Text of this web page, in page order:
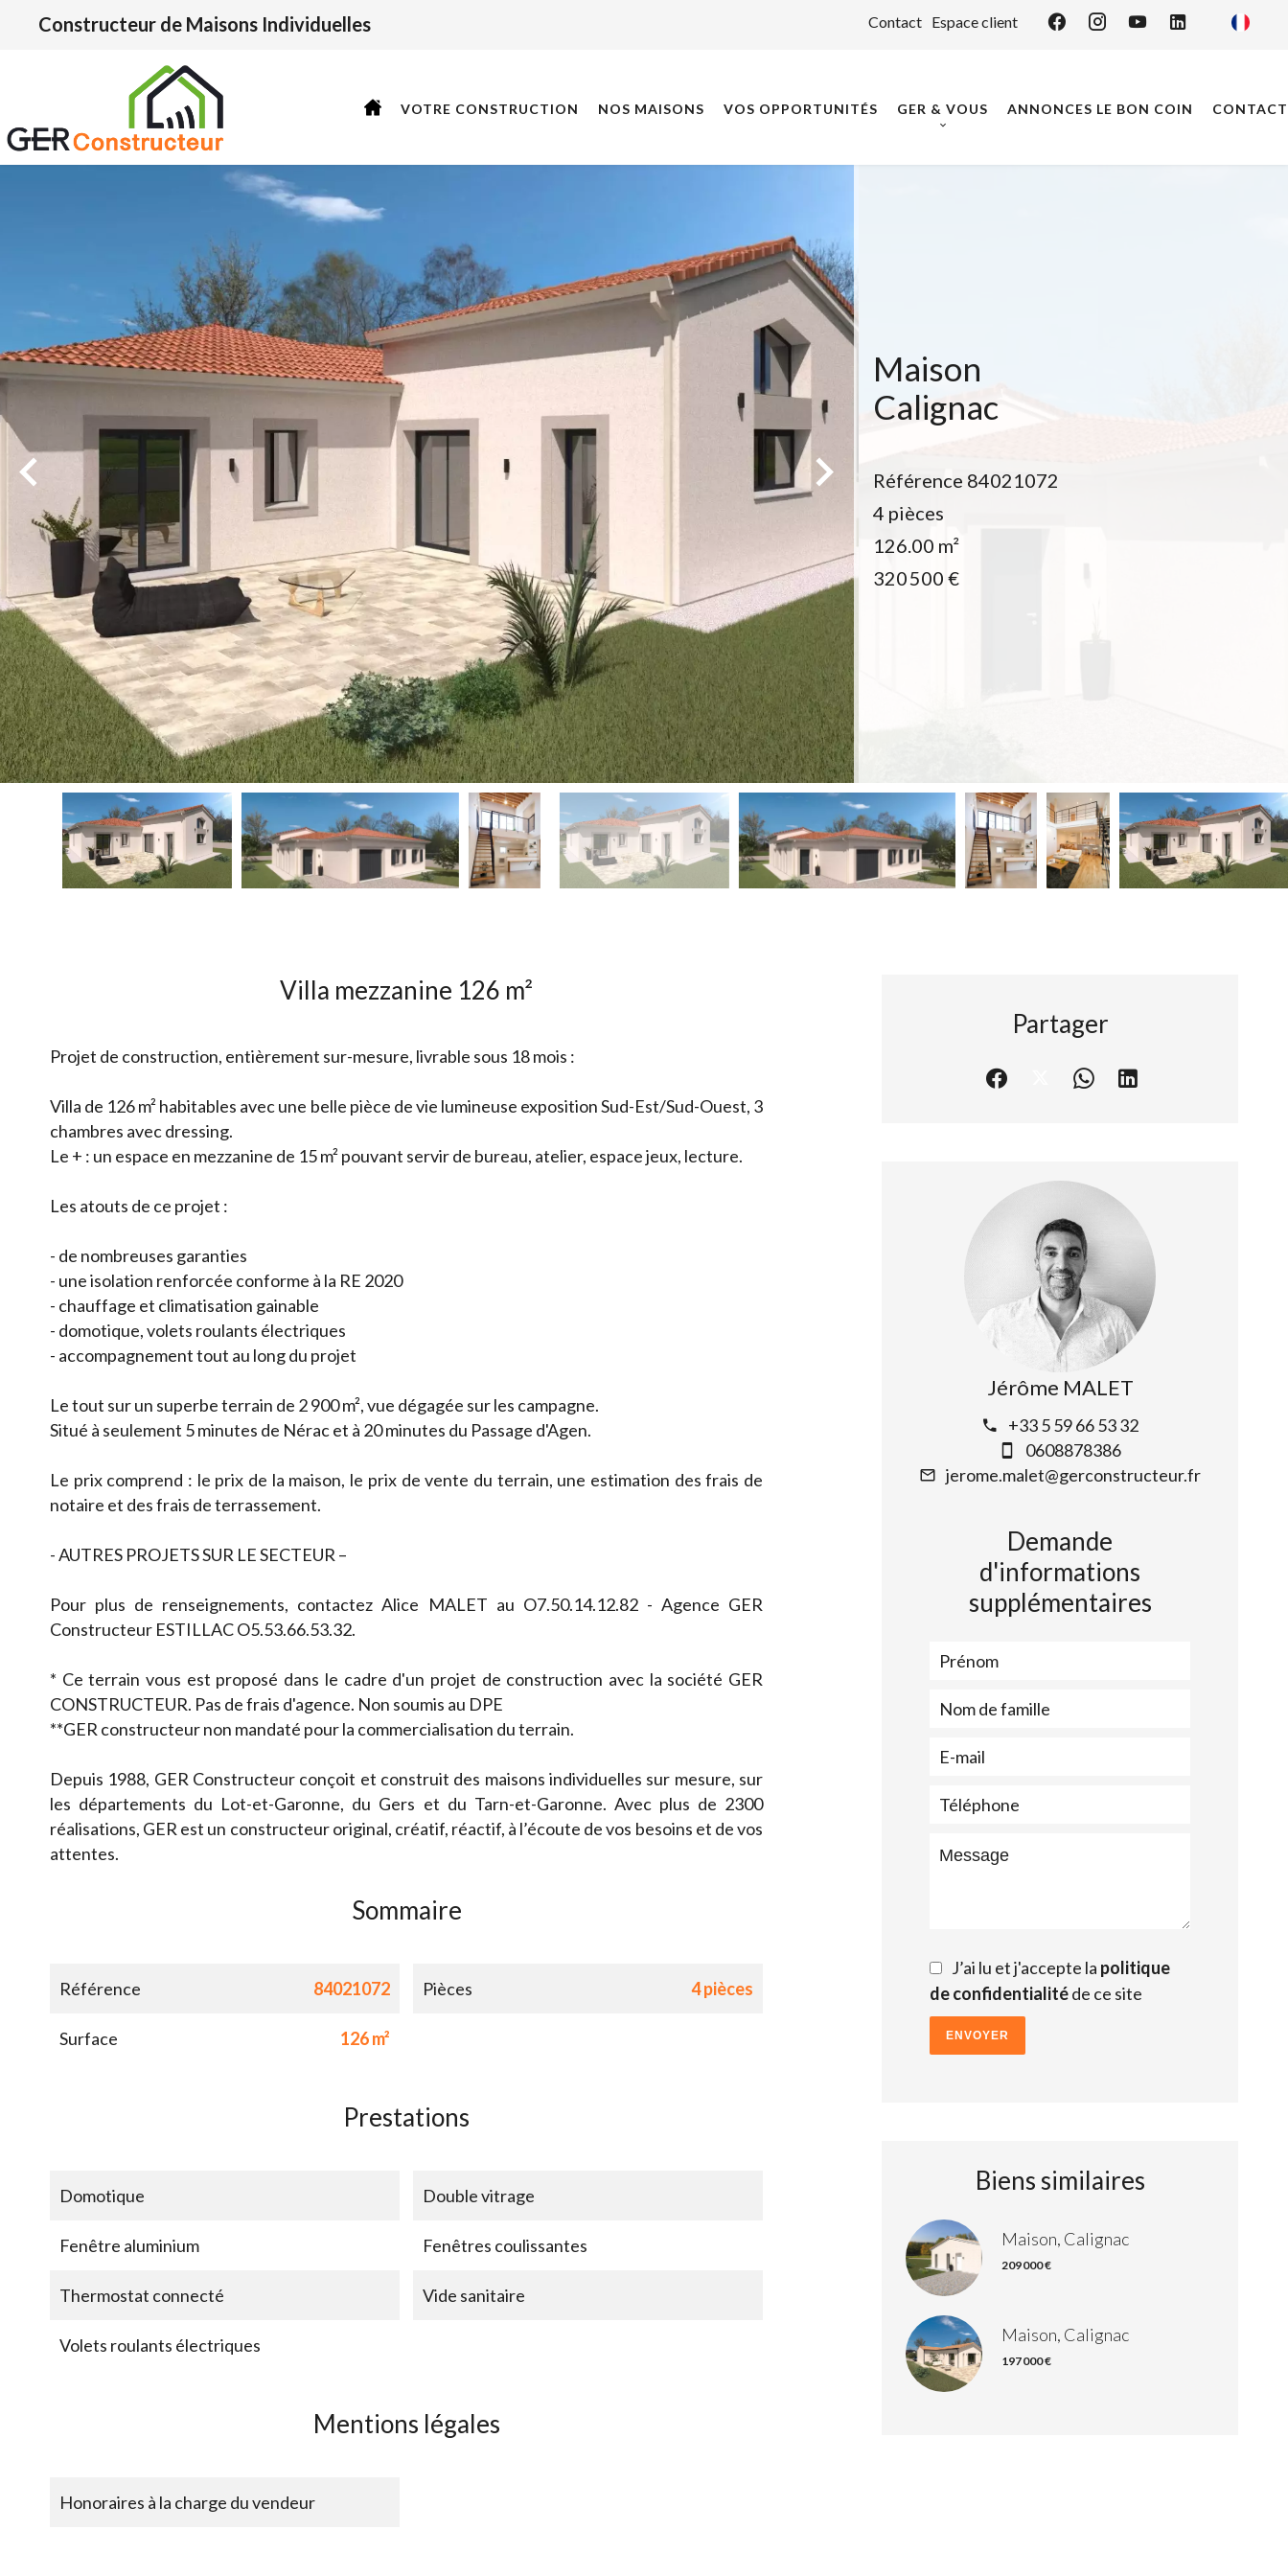
Contact Espace client
Constructeur de Maisons Individuelles
VOTRE CONSTRUCTION NOS MAISONS VOS OPPORTUNITÉS GER & VOUS ANNONCES LE BON COIN CONTACT
Maison
Calignac
Référence 84021072
4 pièces
126.00 m²
320 500 €
Villa mezzanine 126 m²
Projet de construction, entièrement sur-mesure, livrable sous 18 mois :
Villa de 126 m² habitables avec une belle pièce de vie lumineuse exposition Sud-Est/Sud-Ouest, 3
chambres avec dressing.
Le + : un espace en mezzanine de 15 m² pouvant servir de bureau, atelier, espace jeux, lecture.
Les atouts de ce projet :
- de nombreuses garanties
- une isolation renforcée conforme à la RE 2020
- chauffage et climatisation gainable
- domotique, volets roulants électriques
- accompagnement tout au long du projet
Le tout sur un superbe terrain de 2 900 m², vue dégagée sur les campagne.
Situé à seulement 5 minutes de Nérac et à 20 minutes du Passage d'Agen.
Le prix comprend : le prix de la maison, le prix de vente du terrain, une estimation des frais de
notaire et des frais de terrassement.
- AUTRES PROJETS SUR LE SECTEUR –
Pour plus de renseignements, contactez Alice MALET au O7.50.14.12.82 - Agence GER
Constructeur ESTILLAC O5.53.66.53.32.
* Ce terrain vous est proposé dans le cadre d'un projet de construction avec la société GER
CONSTRUCTEUR. Pas de frais d'agence. Non soumis au DPE
**GER constructeur non mandaté pour la commercialisation du terrain.
Depuis 1988, GER Constructeur conçoit et construit des maisons individuelles sur mesure, sur
les départements du Lot-et-Garonne, du Gers et du Tarn-et-Garonne. Avec plus de 2300
réalisations, GER est un constructeur original, créatif, réactif, à l’écoute de vos besoins et de vos
attentes.
Sommaire
Référence 84021072 Pièces 4 pièces
Surface 126 m²
Prestations
Domotique Double vitrage
Fenêtre aluminium Fenêtres coulissantes
Thermostat connecté Vide sanitaire
Volets roulants électriques
Mentions légales
Honoraires à la charge du vendeur
Partager
Jérôme MALET
+33 5 59 66 53 32
0608878386
jerome.malet@gerconstructeur.fr
Demande
d'informations
supplémentaires
J’ai lu et j'accepte la politique
de confidentialitéde ce site
ENVOYER
Biens similaires
Maison, Calignac
209 000 €
Maison, Calignac
197 000 €